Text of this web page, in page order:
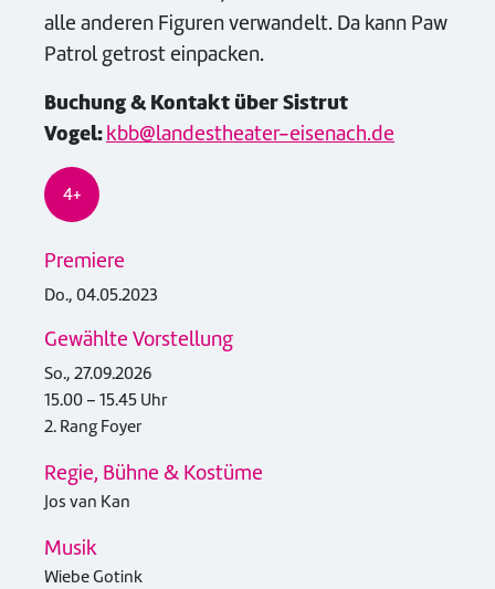
alle anderen Figuren verwandelt. Da kann Paw
Patrol getrost einpacken.
Buchung & Kontakt über Sistrut
Vogel:kbb@landestheater-eisenach.de
4+
Premiere
Do., 04.05.2023
Gewählte Vorstellung
So., 27.09.2026
15.00 – 15.45 Uhr
2. Rang Foyer
Regie, Bühne & Kostüme
Jos van Kan
Musik
Wiebe Gotink